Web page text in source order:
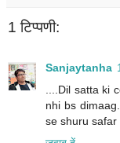
1 टिप्पणी:
Sanjaytanha
....Dil satta ki
nhi bs
se shuru safar